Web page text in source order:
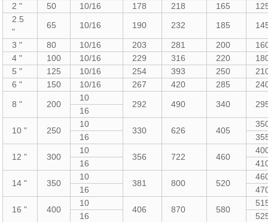
2 "
50 10/16 178 218 165
2.5
"
65 10/16 190 232 185
3 " 80 10/16 203 281 200
4 "
100 10/16 229 316 220
5 "
125 10/16 254 393 250
6 "
150 10/16 267 420 285
8 " 200
10
292 490 340
16
10 " 250
10
330 626 405
16
12 " 300
10
356 722 460
16
14 " 350
10
381 800 520
16
16 " 400
10
406 870 580
16